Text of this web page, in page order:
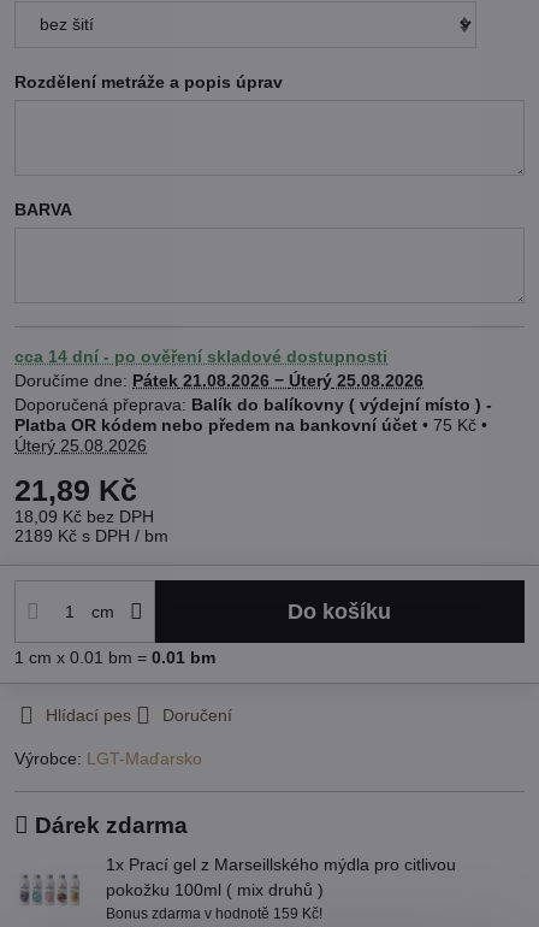
Rozdělení metráže a popis úprav
BARVA
cca 14 dní - po ověření skladové dostupnosti
Doručíme dne: Pátek 21.08.2026 − Úterý 25.08.2026
Balík do balíkovny ( výdejní místo ) -
Platba OR kódem nebo předem na bankovní účet • 75 Kč •
Úterý 25.08.2026
21,89 Kč
18,09 Kč bez DPH
2189 Kč s DPH / bm
cm Do košíku
1 cm x 0.01 bm = 0.01 bm
Hlídací pes Doručení
Výrobce: LGT-Maďarsko
Dárek zdarma
1x Prací gel z Marseillského mýdla pro citlivou
pokožku 100ml ( mix druhů )
Bonus zdarma v hodnotě 159 Kč!